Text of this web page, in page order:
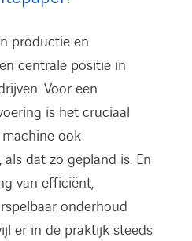
productie en
centrale positie in
Voor een
is het cruciaal
ook
dat zo gepland is. En
van efficiënt,
onderhoud
er in de praktijk steeds